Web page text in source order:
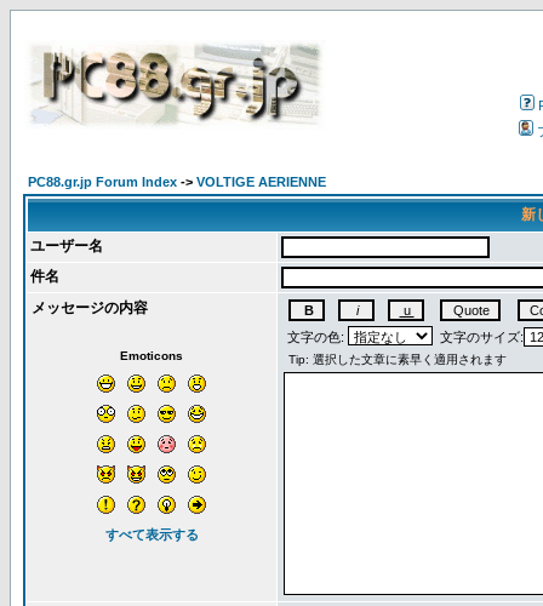
PC88.gr.jp Forum Index -> VOLTIGE AERIENNE
新
ユーザー名
件名
メッセージの内容
Emoticons
すべて表示する
文字の色: 文字のサイズ: